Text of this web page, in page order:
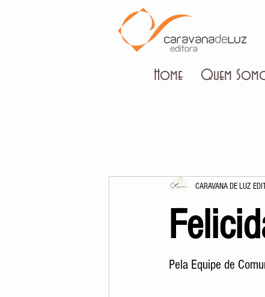
Home Quem
CARAVANA DE LUZ
Pela Equipe de